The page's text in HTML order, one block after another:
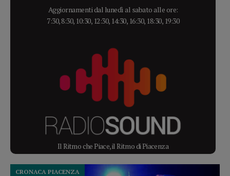
Aggiornamenti dal lunedì al sabato alle ore:
7:30, 8:30, 10:30, 12:30, 14:30, 16:30, 18:30, 19:30
Il Ritmo che Piace, il Ritmo di Piacenza
CRONACA PIACENZA